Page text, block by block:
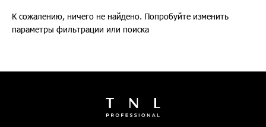
К сожалению, ничего не найдено. Попробуйте изменить
параметры фильтрации или поиска